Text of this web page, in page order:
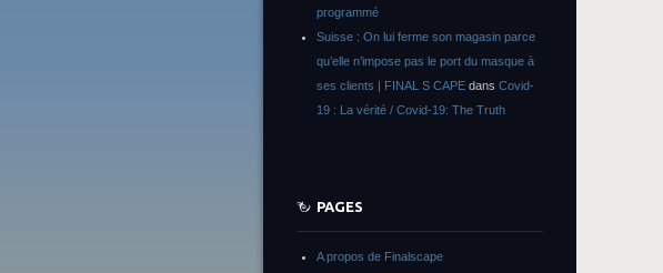
programmé
Suisse : On lui ferme son magasin parce
qu’elle n’impose pas le port du masque à
ses clients | FINAL S CAPE dans Covid-
19 : La vérité / Covid-19: The Truth
PAGES
A propos de Finalscape